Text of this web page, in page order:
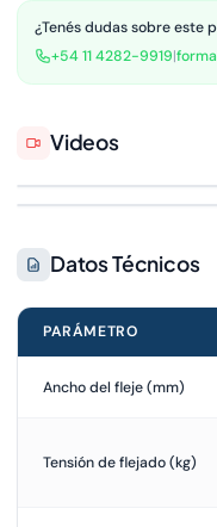
¿Tenés dudas sobre este
+54 11 4282-9919|
Videos
Datos Técnicos
PARÁMETRO
Ancho del fleje (mm)
Tensión de flejado (kg)